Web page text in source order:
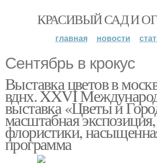
КРАСИВЫЙ САД И
главная новости
Сентябрь в крокус
Выставка цветов в
вднх. XXVI
выставка «Цветы и
масштабная
флористики,
программа